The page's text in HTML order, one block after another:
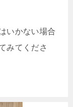
いかない場合
みてくださ